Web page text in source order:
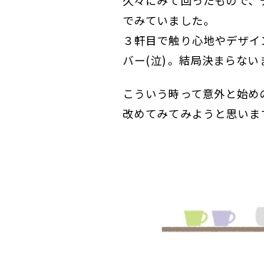
でみていました。
３軒目で触り心地やデザ
バー(泣)。結局決まらない
こういう時って意外と始
改めてみてみようと思いま